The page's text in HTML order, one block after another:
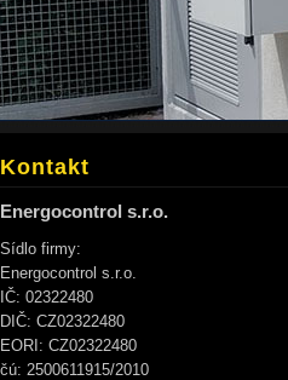
Kontakt
Energocontrol s.r.o.
Sídlo firmy:
Energocontrol s.r.o.
IČ: 02322480
DIČ: CZ02322480
EORI: CZ02322480
čú: 2500611915/2010